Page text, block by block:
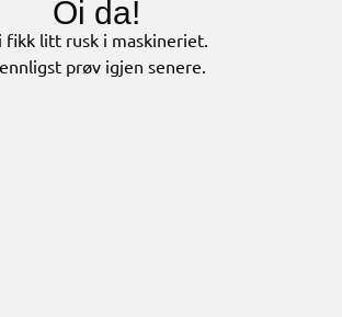
Oi da!
fikk litt rusk i maskineriet.
prøv igjen senere.